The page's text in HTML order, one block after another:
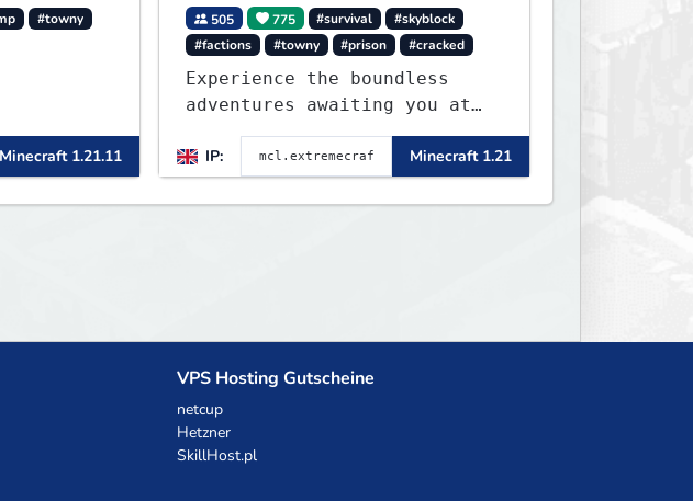
#towny
Minecraft 1.21.11
505 775 #survival
#skyblock
#factions
#towny #prison #cracked
Experience the boundless
adventures awaiting you at
ExtremeCraft.net! Embark on
a journey through a plethora
of exhilarating game modes,
blending both timeless
IP: Minecraft 1.21
VPS Hosting Gutscheine
netcup
Hetzner
SkillHost.pl